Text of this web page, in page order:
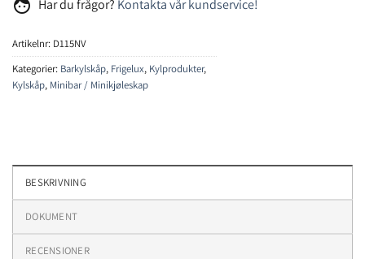
face Har du frågor? Kontakta vår kundservice!
Artikelnr: D115NV
Kategorier: Barkylskåp, Frigelux, Kylprodukter,
Kylskåp, Minibar / Minikjøleskap
BESKRIVNING
DOKUMENT
RECENSIONER